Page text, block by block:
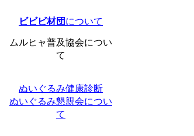
ビビビ材団 について
ムルヒャ普及協会につい
て
ぬいぐるみ健康診断
ぬいぐるみ懇親会につい
て